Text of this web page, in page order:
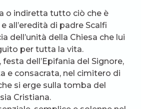
o indiretta tutto ciò che è
all’eredità di padre Scalfi
dell’unità della Chiesa che lui
per tutta la vita.
festa dell’Epifania del Signore,
e consacrata, nel cimitero di
si erge sulla tomba del
Cristiana.